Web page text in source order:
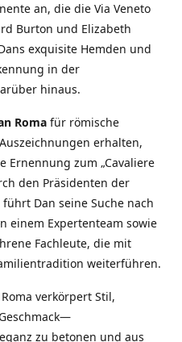
an, die die Via Veneto
Burton und Elizabeth
exquisite Hemden und
in der
hinaus.
Roma für römische
erhalten,
zum „Cavaliere
den Präsidenten der
Dan seine Suche nach
einem Expertenteam sowie
Fachleute, die mit
weiterführen.
verkörpert Stil,
zu betonen und aus